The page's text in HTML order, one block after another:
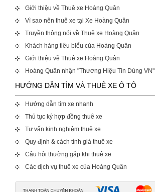
Giới thiệu về Thuê xe Hoàng Quân
Vì sao nên thuê xe tại Xe Hoàng Quân
Truyền thông nói về Thuê xe Hoàng Quân
Khách hàng tiêu biểu của Hoàng Quân
Giới thiệu về Thuê xe Hoàng Quân
Hoàng Quân nhận "Thương Hiệu Tin Dùng VN"
HƯỚNG DẪN TÌM VÀ THUÊ XE Ô TÔ
Hướng dẫn tìm xe nhanh
Thủ tục ký hợp đồng thuê xe
Tư vấn kinh nghiệm thuê xe
Quy định & cách tính giá thuê xe
Câu hỏi thường gặp khi thuê xe
Các dịch vụ thuê xe của Hoàng Quân